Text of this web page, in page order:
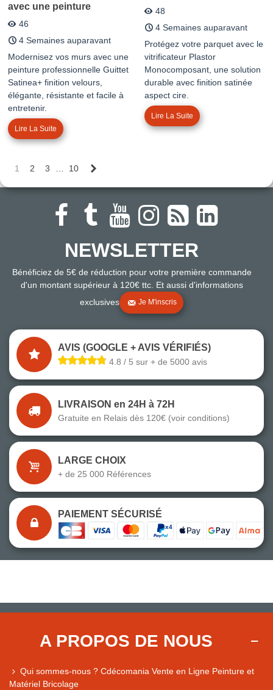
avec une peinture
professionnelle Guittet
46
4 Semaines auparavant
Modernisez vos murs avec une
peinture professionnelle Guittet
Satinea+ finition velours,
élégante, résistante et facile à
entretenir.
Lire La Suite
parquet ?
48
4 Semaines auparavant
Protégez votre parquet avec le
vitrificateur Plastor
Monocomposant, une solution
durable avec finition satinée
aspect cire.
Lire La Suite
1 2 3 … 10
NEWSLETTER
Bénéficiez de 5€ de réduction pour votre première commande
d'un montant supérieur à 120€ ttc. Et aussi d'informations
exclusives
Je M'inscris
AVIS (GOOGLE + AVIS VÉRIFIÉS)
4.8 / 5 sur + de 5000 avis
LIVRAISON en 24H à 72H
Gratuite en Relais dès 120€ (voir conditions)
LARGE CHOIX
+ de 25 000 Références
PAIEMENT SÉCURISÉ
A PROPOS DE NOUS
Qui sommes-nous ? Cdécomania Vente en Ligne Peinture et
Matériel Bricolage